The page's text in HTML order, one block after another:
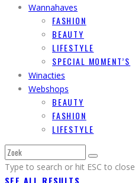
Wannahaves
FASHION
BEAUTY
LIFESTYLE
SPECIAL MOMENT’S
Winacties
Webshops
BEAUTY
FASHION
LIFESTYLE
Type to search or hit ESC to close
SEE ALL RESULTS